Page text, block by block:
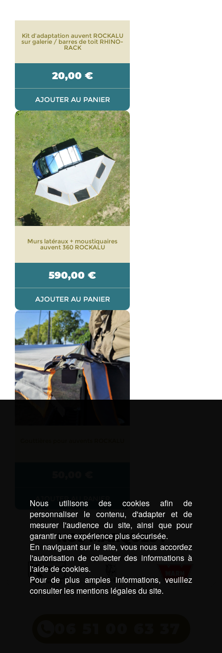
Kit d’adaptation auvent ROCKALU
sur galerie / barres de toit RHINO-
RACK
20,00 €
AJOUTER AU PANIER
Murs latéraux + moustiquaires
auvent 360 ROCKALU
590,00 €
AJOUTER AU PANIER
AJOUTER AU PANIER
NOS MARQUES :
Nous utilisons des cookies afin de
personnaliser le contenu, d'adapter et de
mesurer l'audience du site, ainsi que pour
garantir une expérience plus sécurisée.
En naviguant sur le site, vous nous accordez
l'autorisation de collecter des informations à
l'aide de cookies.
Pour de plus amples informations, veuillez
consulter les mentions légales du site.